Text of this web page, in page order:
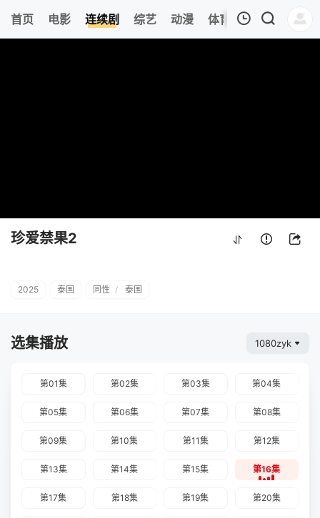
首页 电影 连续剧 综艺 动漫 体育 今日更新 热
珍爱禁果2
2025 泰国 同性 / 泰国
选集播放 1080zyk
第01集 第02集 第03集 第04集
第05集 第06集 第07集 第08集
第09集 第10集 第11集 第12集
第13集 第14集 第15集 第16集
第17集 第18集 第19集 第20集